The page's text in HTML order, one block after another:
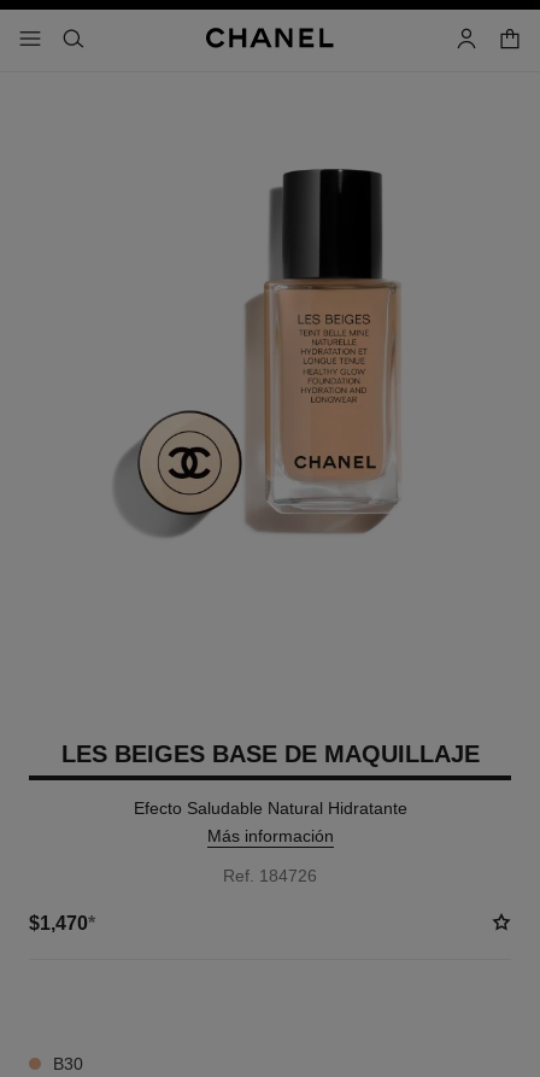
- navegación principal
buscar cuenta
carrito
LES BEIGES BASE DE MAQUILLAJE
Efecto Saludable Natural Hidratante
Más información
Ref. 184726
$1,470*
B30